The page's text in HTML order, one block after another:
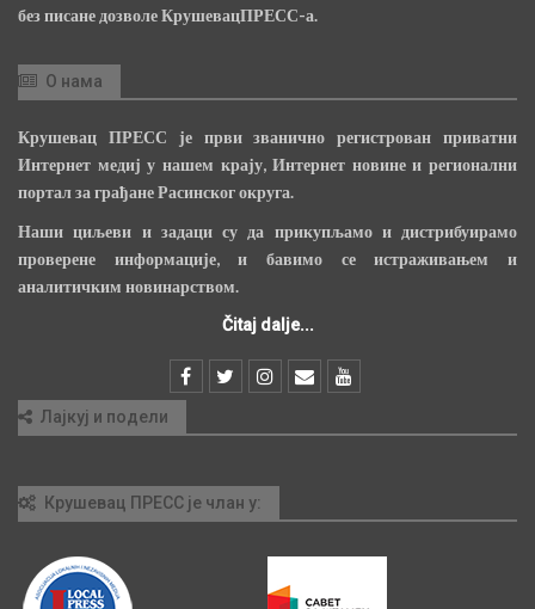
без писане дозволе КрушевацПРЕСС-а.
О нама
Крушевац ПРЕСС је први званично регистрован приватни
Интернет медиј у нашем крају, Интернет новине и регионални
портал за грађане Расинског округа.
Наши циљеви и задаци су да прикупљамо и дистрибуирамо
проверене информације, и бавимо се истраживањем и
аналитичким новинарством.
Čitaj dalje...
Лајкуј и подели
Крушевац ПРЕСС је члан у: